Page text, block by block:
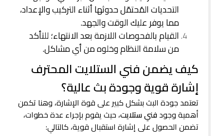
التحديات المُحتمّل حدوثها أثناء التركيب والإعداد،
مما يوفر عليك الوقت والجهد.
القيام بالفحوصات اللازمة بعد الانتهاء؛ للتأكد
من سلامة النظام وخلوه من أي مشاكل.
كيف يضمن فني الستلايت المحترف
إشارة قوية وجودة بث عالية؟
تعتمد جودة البث بشكل كبير على قوة الإشارة، وهنا تكمن
أهمية وجودفني ستلايت، حيث يقوم بإجراء عدة خطوات،
تضمن الحصول على إشارة استقبال قوية، كالتالي: